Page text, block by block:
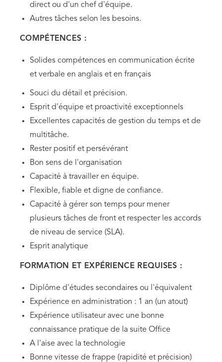
direct ou d'un chef d'équipe.
Autres tâches selon les besoins.
COMPÉTENCES :
Solides compétences en communication écrite
et verbale en anglais et en français
Souci du détail et précision.
Esprit d'équipe et proactivité exceptionnels
Excellentes capacités de gestion du temps et de
multitâche.
Rester positif et persévérant
Bon sens de l'organisation
Capacité à travailler en équipe.
Flexible, fiable et digne de confiance.
Capacité à gérer son temps pour mener
plusieurs tâches de front et respecter les accords
de niveau de service (SLA).
Esprit analytique
FORMATION ET EXPÉRIENCE REQUISES :
Diplôme d'études secondaires ou l'équivalent
Expérience en administration : 1 an (un atout)
Expérience utilisateur avec une bonne
connaissance pratique de la suite Office
A l'aise avec la technologie
Bonne vitesse de frappe (rapidité et précision)